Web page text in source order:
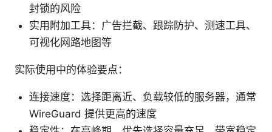
封锁的风险
实用附加工具：广告拦截、跟踪防护、测速工具、
可视化网路地图等
实际使用中的体验要点：
连接速度：选择距离近、负载较低的服务器，通常
WireGuard 提供更高的速度